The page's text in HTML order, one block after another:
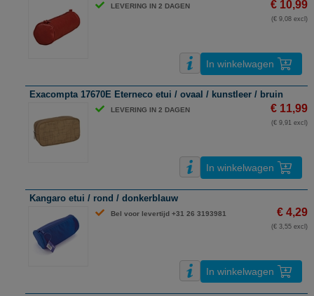
LEVERING IN 2 DAGEN € 10,99
(€ 9,08 excl)
In winkelwagen
Exacompta 17670E Eterneco etui / ovaal / kunstleer / bruin
LEVERING IN 2 DAGEN € 11,99
(€ 9,91 excl)
In winkelwagen
Kangaro etui / rond / donkerblauw
Bel voor levertijd +31 26 3193981 € 4,29
(€ 3,55 excl)
In winkelwagen